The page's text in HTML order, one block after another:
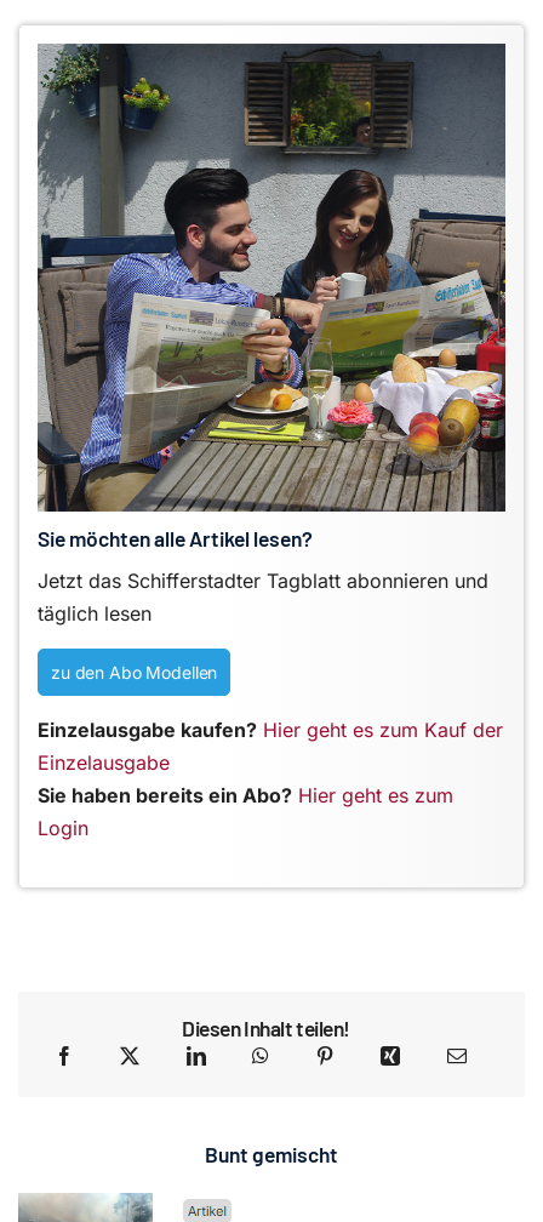
Sie möchten alle Artikel lesen?
Jetzt das Schifferstadter Tagblatt abonnieren und
täglich lesen
zu den Abo Modellen
Einzelausgabe kaufen? Hier geht es zum Kauf der
Einzelausgabe
Sie haben bereits ein Abo? Hier geht es zum
Login
Diesen Inhalt teilen!
Bunt gemischt